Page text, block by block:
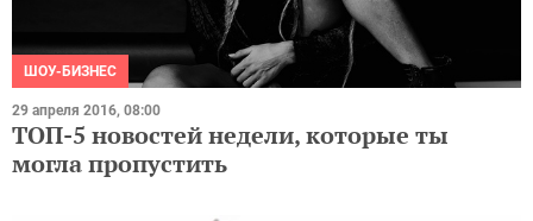
ШОУ-БИЗНЕС
29 апреля 2016, 08:00
ТОП-5 новостей недели, которые ты
могла пропустить